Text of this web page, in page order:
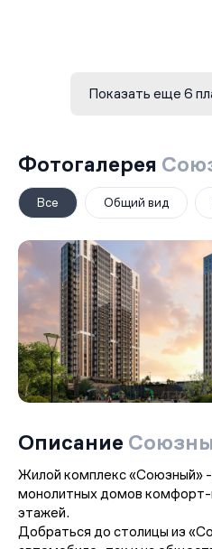
Показать еще 6
Фотогалерея
Все Общий вид
Описание
Жилой комплекс «Союзный» -
монолитных домов комфорт-
этажей.
Добраться до столицы из